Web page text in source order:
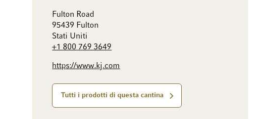
Fulton Road
95439 Fulton
Stati Uniti
+1 800 769 3649
https://www.kj.com
Tutti i prodotti di questa cantina